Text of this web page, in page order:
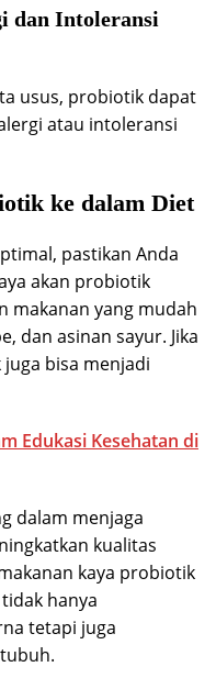
dan Intoleransi
usus, probiotik dapat
atau intoleransi
ke dalam Diet
pastikan Anda
akan probiotik
makanan yang mudah
dan asinan sayur. Jika
bisa menjadi
Edukasi Kesehatan di
dalam menjaga
kualitas
kaya probiotik
hanya
tetapi juga